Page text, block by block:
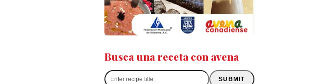
Busca una receta con avena
Enter
recipe
SUBMIT